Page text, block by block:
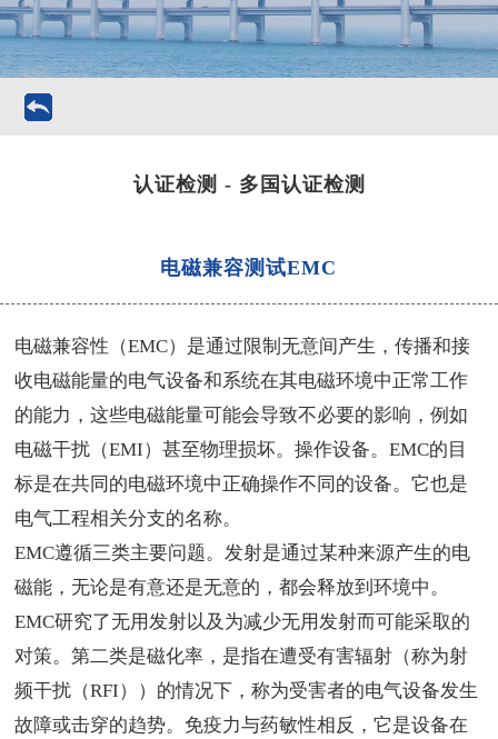
认证检测 - 多国认证检测
电磁兼容测试EMC
电磁兼容性（EMC）是通过限制无意间产生，传播和接
收电磁能量的电气设备和系统在其电磁环境中正常工作
的能力，这些电磁能量可能会导致不必要的影响，例如
电磁干扰 （EMI）甚至物理损坏。操作设备。EMC的目
标是在共同的电磁环境中正确操作不同的设备。它也是
电气工程相关分支的名称。
EMC遵循三类主要问题。发射是通过某种来源产生的电
磁能，无论是有意还是无意的，都会释放到环境中。
EMC研究了无用发射以及为减少无用发射而可能采取的
对策。第二类是磁化率，是指在遭受有害辐射（称为射
频干扰（RFI））的情况下，称为受害者的电气设备发生
故障或击穿的趋势。免疫力与药敏性相反，它是设备在